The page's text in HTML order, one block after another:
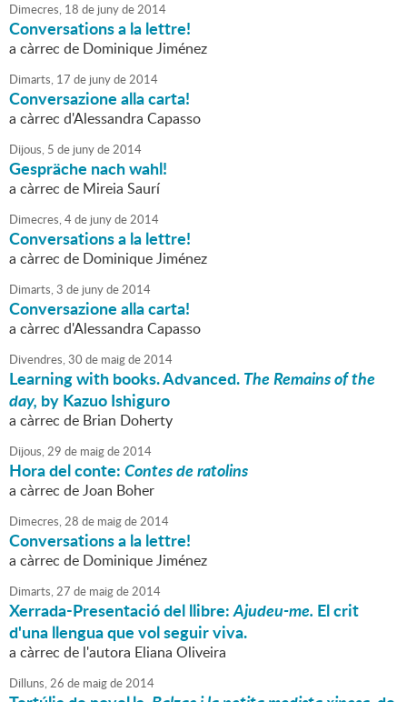
Dimecres, 18 de junyde2014
Conversations a la lettre!
a càrrec de Dominique Jiménez
Dimarts, 17 de junyde2014
Conversazione alla carta!
a càrrec d'Alessandra Capasso
Dijous, 5 de junyde2014
Gespräche nach wahl!
a càrrec de Mireia Saurí
Dimecres,4de junyde2014
Conversations a la lettre!
a càrrec de Dominique Jiménez
Dimarts,3 de junyde2014
Conversazione alla carta!
a càrrec d'Alessandra Capasso
Divendres,30 de maigde2014
Learning with books. Advanced.The Remains of the
day, by Kazuo Ishiguro
a càrrec de Brian Doherty
Dijous,29 de maigde2014
Hora del conte:Contes de ratolins
a càrrec de Joan Boher
Dimecres,28 de maigde2014
Conversations a la lettre!
a càrrec de Dominique Jiménez
Dimarts,27 de maigde2014
Xerrada-Presentació del llibre:Ajudeu-me. El crit
d'una llengua que vol seguir viva.
a càrrec de l'autora Eliana Oliveira
Dilluns,26 de maigde2014